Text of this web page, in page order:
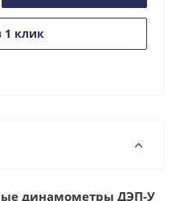
1 клик
динамометры ДЭП-У